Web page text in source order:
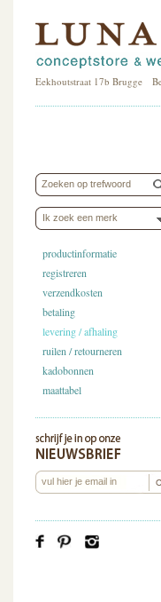
Eekhoutstraat 17b Brugge
Ik zoek een merk
productinformatie
registreren
verzendkosten
betaling
levering / afhaling
ruilen / retourneren
kadobonnen
maattabel